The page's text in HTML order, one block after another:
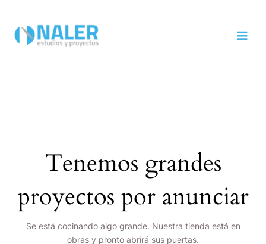
contenido
Tenemos grandes
proyectos por anunciar
Se está cocinando algo grande. Nuestra tienda está en
obras y pronto abrirá sus puertas.